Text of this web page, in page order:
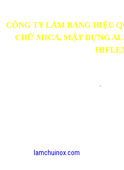
CÔNG TY LÀM BẢNG HIỆU
CHỮ MICA, MẶT DỰNG
-
lamchuinox.com